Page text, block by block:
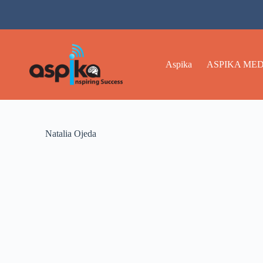
Aspika ASPIKA
Natalia Ojeda